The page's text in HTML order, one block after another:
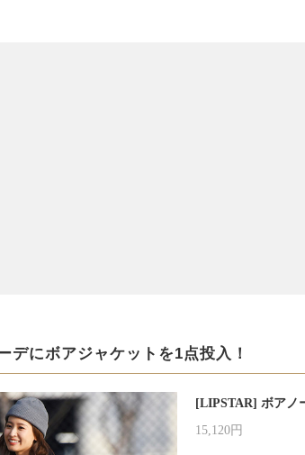
デにボアジャケットを1点投入！
[LIPSTAR] ボアノ
15,120円